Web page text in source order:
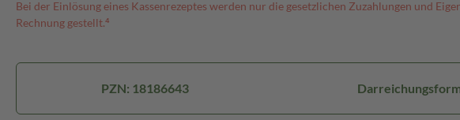
Bei der Einlösung eines Kassenrezeptes werden nur die gesetzlichen Zuzahlungen und
Rechnung gestellt.⁴
PZN: 18186643